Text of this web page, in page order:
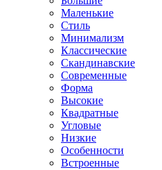
Маленькие
Стиль
Минимализм
Классические
Скандинавские
Современные
Форма
Высокие
Квадратные
Угловые
Низкие
Особенности
Встроенные